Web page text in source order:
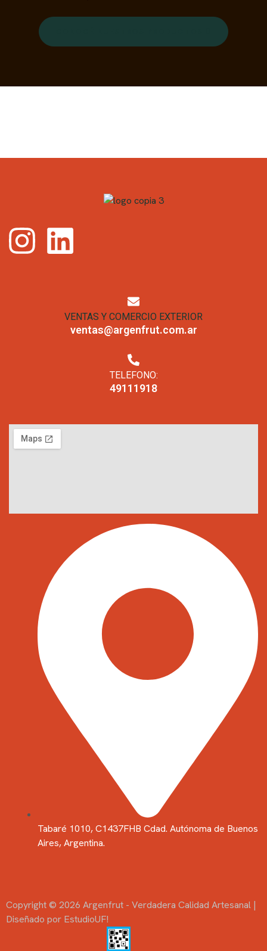
VENTAS Y COMERCIO EXTERIOR
ventas@argenfrut.com.ar
TELEFONO:
49111918
Tabaré 1010, C1437FHB Cdad. Autónoma de Buenos
Aires, Argentina.
Copyright © 2026 Argenfrut - Verdadera Calidad Artesanal |
Diseñado por EstudioUF!